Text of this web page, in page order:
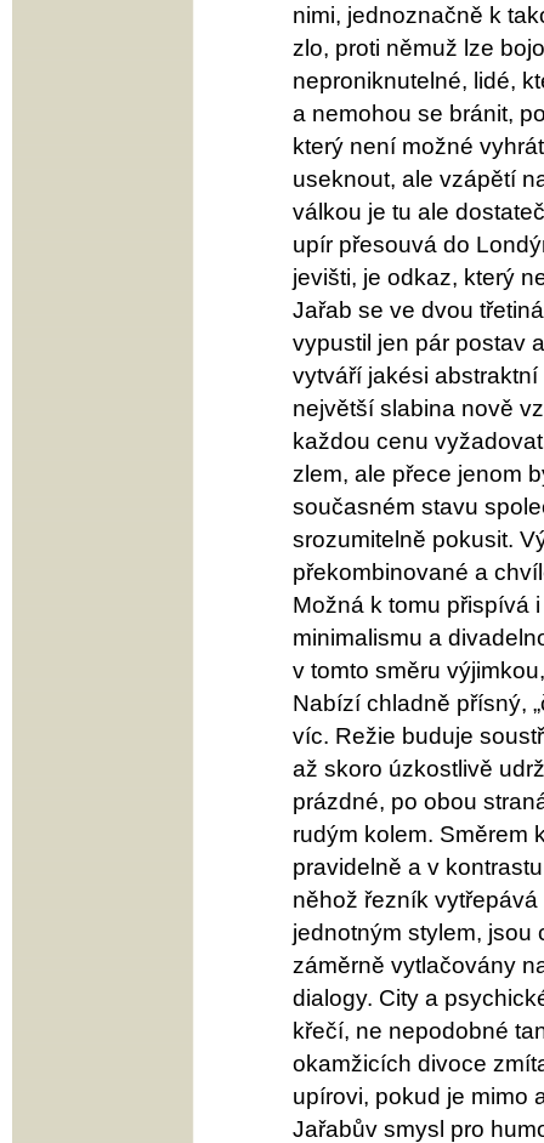
nimi, jednoznačně k
zlo, proti němuž lze
neproniknutelné, lidé,
a nemohou se bránit,
který není možné
useknout, ale vzápětí
válkou je tu ale
upír přesouvá do
jevišti, je odkaz, který
Jařab se ve dvou
vypustil jen pár postav
vytváří jakési
největší slabina nově
každou cenu
zlem, ale přece jenom
současném stavu
srozumitelně pokusit.
překombinované a
Možná k tomu přispívá
minimalismu a
v tomto směru
Nabízí chladně přísný,
víc. Režie buduje
až skoro úzkostlivě
prázdné, po obou
rudým kolem. Směrem
pravidelně a v
něhož řezník
jednotným stylem, jsou
záměrně vytlačovány
dialogy. City a
křečí, ne nepodobné
okamžicích divoce
upírovi, pokud je mimo
Jařabův smysl pro